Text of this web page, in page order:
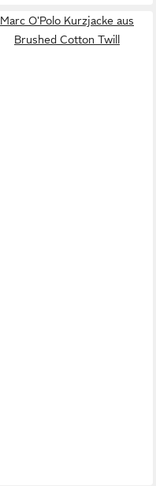
Marc O'Polo Kurzjacke aus
Brushed Cotton Twill